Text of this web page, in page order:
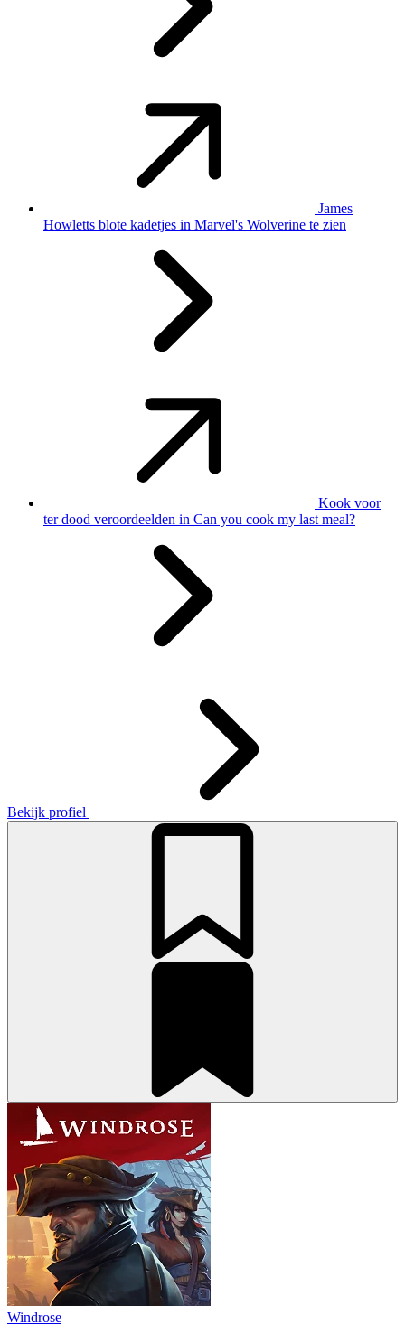
James
Howletts blote kadetjes in Marvel's Wolverine te zien
Kook voor
ter dood veroordeelden in Can you cook my last meal?
Bekijk profiel
Windrose